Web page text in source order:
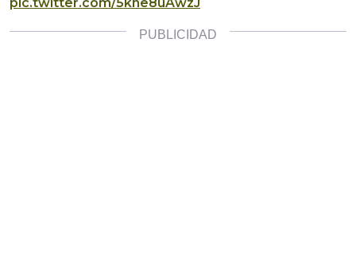
pic.twitter.com/5kne8uAwzJ